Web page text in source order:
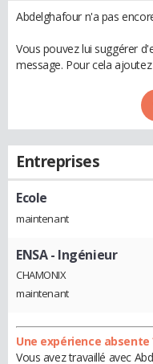
Abdelghafour n'a pas
Vous pouvez lui suggérer
message. Pour cela
Entreprises
Ecole
maintenant
ENSA- Ingénieur
CHAMONIX
maintenant
Une expérience absente
Vous avez travaillé avec